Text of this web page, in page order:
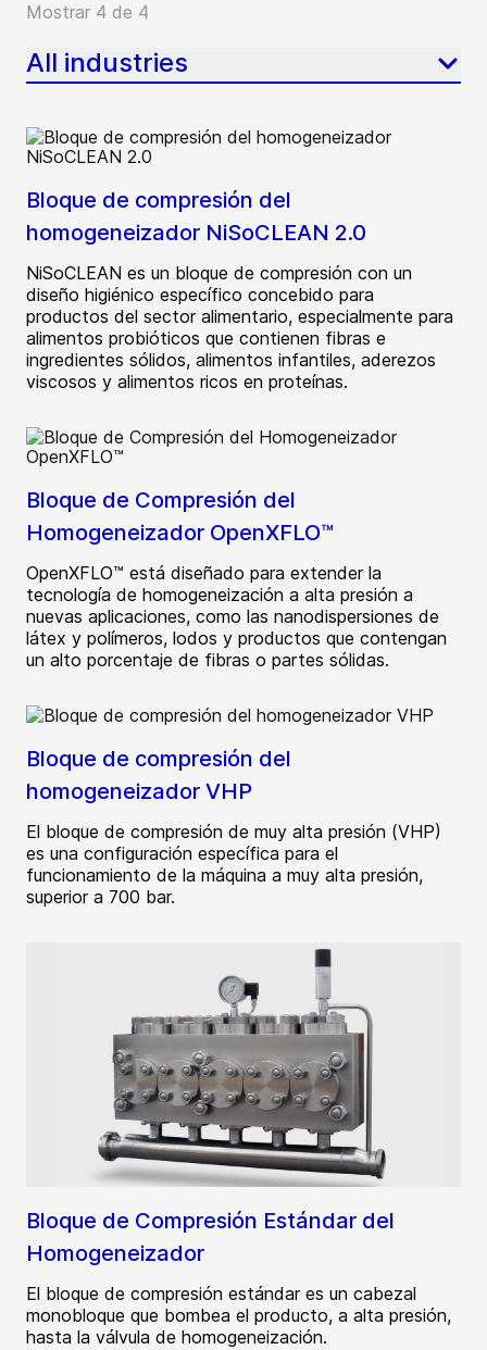
Mostrar 4 de 4
All industries
Bloque de compresión del
homogeneizador NiSoCLEAN 2.0
NiSoCLEAN es un bloque de compresión con un
diseño higiénico específico concebido para
productos del sector alimentario, especialmente para
alimentos probióticos que contienen fibras e
ingredientes sólidos, alimentos infantiles, aderezos
viscosos y alimentos ricos en proteínas.
Bloque de Compresión del
Homogeneizador OpenXFLO™
OpenXFLO™ está diseñado para extender la
tecnología de homogeneización a alta presión a
nuevas aplicaciones, como las nanodispersiones de
látex y polímeros, lodos y productos que contengan
un alto porcentaje de fibras o partes sólidas.
Bloque de compresión del
homogeneizador VHP
El bloque de compresión de muy alta presión (VHP)
es una configuración específica para el
funcionamiento de la máquina a muy alta presión,
superior a 700 bar.
Bloque de Compresión Estándar del
Homogeneizador
El bloque de compresión estándar es un cabezal
monobloque que bombea el producto, a alta presión,
hasta la válvula de homogeneización.